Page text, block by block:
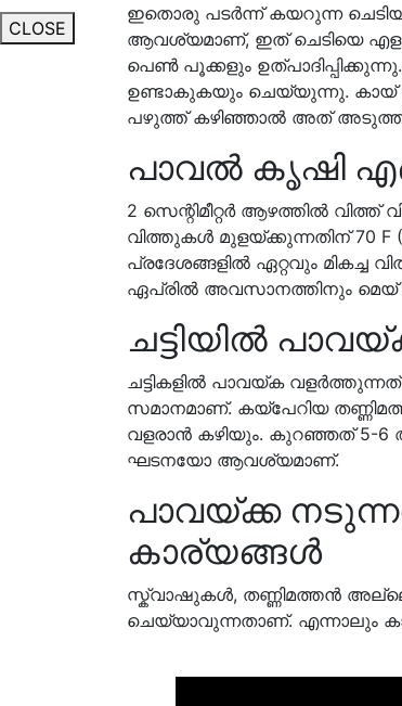
CLOSE
ഇതൊരു പടർന്ന് കയറുന്ന
ആവശ്യമാണ്, ഇത് ചെടിയെ
പെൺ പൂക്കളും
ഉണ്ടാകുകയും ചെയ്യുന്നു. കായ്
പഴുത്ത് കഴിഞ്ഞാൽ അത് അടുത്ത്
പാവൽ കൃഷി
2 സെന്റിമീറ്റർ ആഴത്തിൽ
വിത്തുകൾ മുളയ്ക്കുന്നതിന് 70
പ്രദേശങ്ങളിൽ ഏറ്റവും മികച്ച
ഏപ്രിൽ അവസാനത്തിനും മെയ്
ചട്ടിയിൽ
ചട്ടികളിൽ പാവയ്ക
സമാനമാണ്. കയ്പേറിയ
വളരാൻ കഴിയും. കുറഞ്ഞത് 5-6
ഘടനയോ ആവശ്യമാണ്.
പാവയ്ക്ക
കാര്യങ്ങൾ
സ്ക്വാഷുകൾ, തണ്ണിമത്തൻ
ചെയ്യാവുന്നതാണ്. എന്നാലും